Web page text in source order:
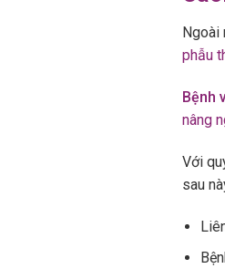
Ngoài
phẫu
Bệnh
nâng
Với
sau